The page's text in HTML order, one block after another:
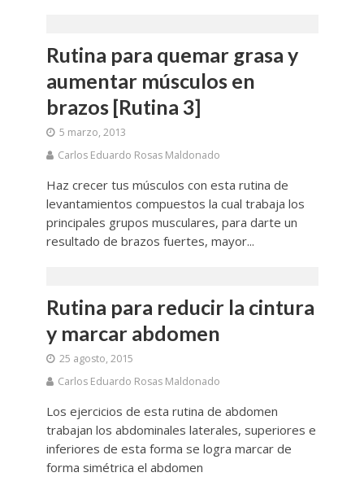
Rutina para quemar grasa y
aumentar músculos en
brazos [Rutina 3]
5 marzo, 2013
Carlos Eduardo Rosas Maldonado
Haz crecer tus músculos con esta rutina de
levantamientos compuestos la cual trabaja los
principales grupos musculares, para darte un
resultado de brazos fuertes, mayor...
Rutina para reducir la cintura
y marcar abdomen
25 agosto, 2015
Carlos Eduardo Rosas Maldonado
Los ejercicios de esta rutina de abdomen
trabajan los abdominales laterales, superiores e
inferiores de esta forma se logra marcar de
forma simétrica el abdomen